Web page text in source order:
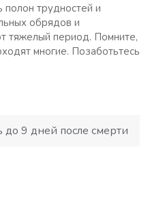
трудностей и
обрядов и
тяжелый период. Помните,
многие. Позаботьтесь
до 9 дней после смерти